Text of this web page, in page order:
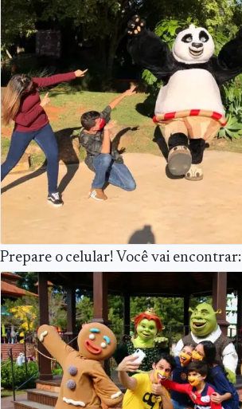
Prepare o celular! Você vai encontrar: